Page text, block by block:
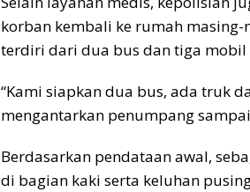
korban kembali ke rumah
terdiri dari dua bus dan tiga mobil
“Kami siapkan dua bus, ada truk
mengantarkan penumpang
Berdasarkan pendataan awal,
di bagian kaki serta keluhan